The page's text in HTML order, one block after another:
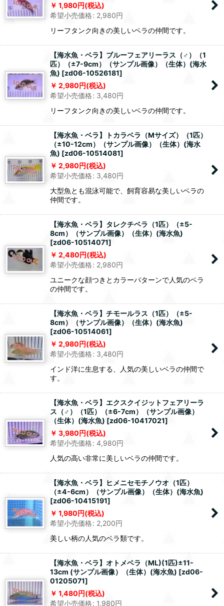
1,980円(税込)
希望小売価格: 2,980円
リーフタンク向きの美しいベラの仲間です。
【海水魚・ベラ】ブルーフェアリーラス（♂）（1
匹）（±7-9cm）（サンプル画像）（生体）(海水
魚) [zd06-10526181]
2,980円(税込)
希望小売価格: 3,480円
リーフタンク向きの美しいベラの仲間です。
【海水魚・ベラ】トカラベラ（Mサイズ）（1匹）
（±10-12cm）（サンプル画像）（生体）(海水
魚) [zd06-10514081]
2,980円(税込)
希望小売価格: 3,480円
大型魚とも混泳可能で、飼育容易な美しいベラの
仲間です。
【海水魚・ベラ】タレクチベラ（1匹）（±5-
8cm）（サンプル画像）（生体）(海水魚)
[zd06-10514071]
2,480円(税込)
希望小売価格: 2,980円
ユニークな顔つきとカラーパターンで人気のベラ
の仲間です。
【海水魚・ベラ】チモールラス（1匹）（±5-
8cm）（サンプル画像）（生体）(海水魚)
[zd06-10514061]
2,980円(税込)
希望小売価格: 3,480円
インド洋に生息する、人気の美しいベラの仲間で
す。
【海水魚・ベラ】エクスクイジットフェアリーラ
ス（♂）（1匹）（±6-7cm）（サンプル画像）
（生体）(海水魚) [zd06-10417021]
3,980円(税込)
希望小売価格: 4,980円
人気の高い非常に美しいベラの仲間です。
【海水魚・ベラ】ヒメニセモチノウオ（1匹）
（±4-6cm）（サンプル画像）（生体）(海水魚)
[zd06-10415191]
1,980円(税込)
希望小売価格: 2,200円
美しい柄の人気のベラ類です。
【海水魚・ベラ】オトメベラ（ML)(1匹)±11-
13cm (サンプル画像）（生体）(海水魚) [zd06-
01205071]
1,480円(税込)
希望小売価格: 1,980円